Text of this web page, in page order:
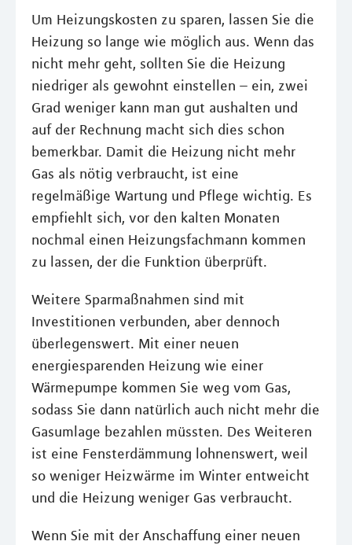
Um Heizungskosten zu sparen, lassen Sie die
Heizung so lange wie möglich aus. Wenn das
nicht mehr geht, sollten Sie die Heizung
niedriger als gewohnt einstellen – ein, zwei
Grad weniger kann man gut aushalten und
auf der Rechnung macht sich dies schon
bemerkbar. Damit die Heizung nicht mehr
Gas als nötig verbraucht, ist eine
regelmäßige Wartung und Pflege wichtig. Es
empfiehlt sich, vor den kalten Monaten
nochmal einen Heizungsfachmann kommen
zu lassen, der die Funktion überprüft.
Weitere Sparmaßnahmen sind mit
Investitionen verbunden, aber dennoch
überlegenswert. Mit einer neuen
energiesparenden Heizung wie einer
Wärmepumpe kommen Sie weg vom Gas,
sodass Sie dann natürlich auch nicht mehr die
Gasumlage bezahlen müssten. Des Weiteren
ist eine Fensterdämmung lohnenswert, weil
so weniger Heizwärme im Winter entweicht
und die Heizung weniger Gas verbraucht.
Wenn Sie mit der Anschaffung einer neuen